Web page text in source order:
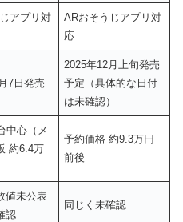
アプリ対
ARおそうじアプリ対
応
7日発売
2025年12月上旬発売
予定（具体的な日付
は未確認）
中心（メ
約6.4万
予約価格 約9.3万円
前後
値未公表
認
同じく未確認